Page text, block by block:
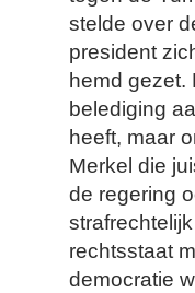
stelde over
president
hemd
belediging
heeft, maar
Merkel die
de regering
rechtsstaat
democratie